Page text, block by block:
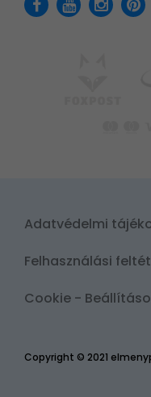
Copyright © 2021
Adatvédelmi
Felhasználási
Cookie -